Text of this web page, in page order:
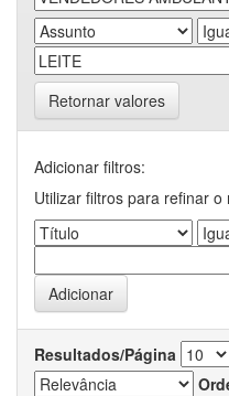
Retornar valores
Adicionar filtros:
Utilizar filtros para refinar
Resultados/Página